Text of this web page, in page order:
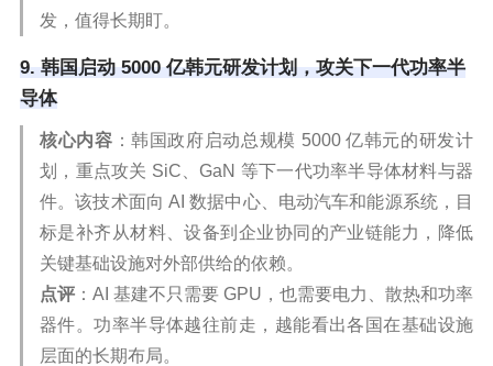
发，值得长期盯。
9. 韩国启动 5000 亿韩元研发计划，攻关下一代功率半
导体
核心内容 ：韩国政府启动总规模 5000 亿韩元的研发计
划，重点攻关 SiC、GaN 等下一代功率半导体材料与器
件。该技术面向 AI 数据中心、电动汽车和能源系统，目
标是补齐从材料、设备到企业协同的产业链能力，降低
关键基础设施对外部供给的依赖。
点评 ：AI 基建不只需要 GPU，也需要电力、散热和功率
器件。功率半导体越往前走，越能看出各国在基础设施
层面的长期布局。